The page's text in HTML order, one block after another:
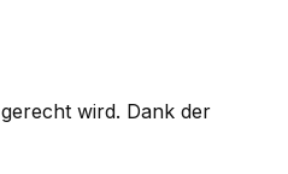
wird. Dank der